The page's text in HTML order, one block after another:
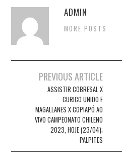
ADMIN
MORE POSTS
navigation
PREVIOUS ARTICLE
ASSISTIR COBRESAL X
CURICO UNIDO E
MAGALLANES X COPIAPÓ AO
VIVO CAMPEONATO CHILENO
2023, HOJE (23/04);
PALPITES